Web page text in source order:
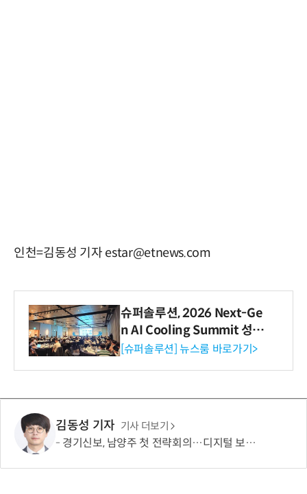
인천=김동성 기자 estar@etnews.com
슈퍼솔루션, 2026 Next-Ge
n AI Cooling Summit 성황
리 성료
[슈퍼솔루션] 뉴스룸 바로가기>
김동성 기자 기사 더보기
경기신보, 남양주 첫 전략회의…디지털 보증·AX 금융 강화